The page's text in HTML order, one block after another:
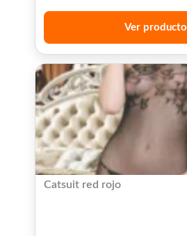
Ver producto
Catsuit red rojo